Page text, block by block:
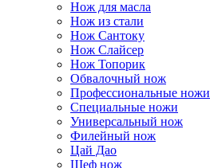
Нож для масла
Нож из стали
Нож Сантоку
Нож Слайсер
Нож Топорик
Обвалочный нож
Профессиональные ножи
Специальные ножи
Универсальный нож
Филейный нож
Цай Дао
Шеф нож